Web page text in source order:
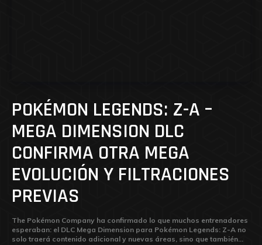
POKÉMON LEGENDS: Z-A –
MEGA DIMENSION DLC
CONFIRMA OTRA MEGA
EVOLUCIÓN Y FILTRACIONES
PREVIAS
The Pokémon Company ha confirmado lo que muchos entrenadores
esperaban: el DLC Mega Dimension para Pokémon Legends: Z-A no
solo traerá contenido adicional y nuevas áreas, sino que también...